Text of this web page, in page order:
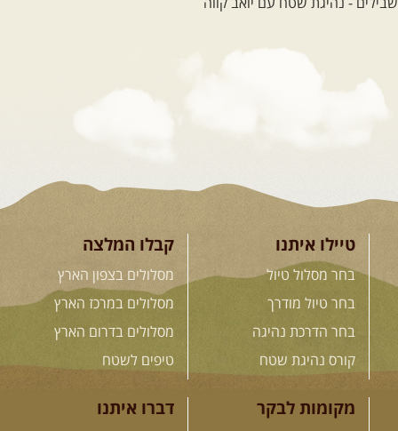
26.08-02.09.2026 - גאורגיה,
המגדלים של הקווקז
הקווקז הגבוה מחכה לכם: נתיבי שטח
מרהיבים, פסגות מושלגות, אירוח ...
[המשך]
בין רכס הקווקז הנמוך לגבוה, בין נהרות
שוצפים למעברי הרים ...
לכל המסעות בעולם
. הדרכות נהיגה .
טיילו איתנו
בחר מסלול טיול
בחר טיול מודרך
בחר הדרכת נהיגה
קורס נהיגת שטח
קבלו המלצה
מסלולים בצפון הארץ
מסלולים במרכז הארץ
מסלולים בדרום הארץ
טיפים לשטח
מקומות לבקר דברו איתנו